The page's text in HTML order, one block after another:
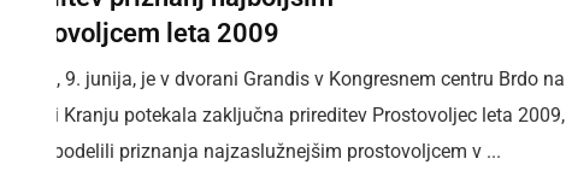
prostovoljcem leta 2009
V sredo, 9. junija, je v dvorani Grandis v Kongresnem centru Brdo na
Brdu pri Kranju potekala zaključna prireditev Prostovoljec leta 2009,
kjer so podelili priznanja najzaslužnejšim prostovoljcem v ...